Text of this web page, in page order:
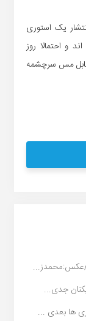
یک استوری
و احتمالا روز
مس سرچشمه
عکس:محمدز...
جدی...
ها بعدی ...